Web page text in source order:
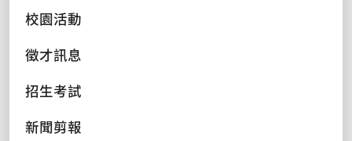
校園活動
徵才訊息
招生考試
新聞剪報